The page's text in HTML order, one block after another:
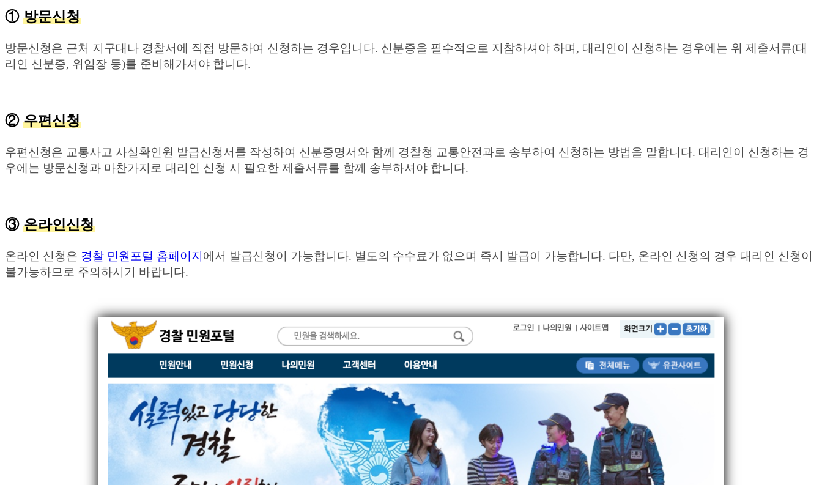
① 방문신청
방문신청은 근처 지구대나 경찰서에 직접 방문하여 신청하는 경우입니다. 신분증을 필수적으로 지참하셔야 하며, 대리인이 신청하는 경우에는 위 제출서류(대
리인 신분증, 위임장 등)를 준비해가셔야 합니다.
② 우편신청
우편신청은 교통사고 사실확인원 발급신청서를 작성하여 신분증명서와 함께 경찰청 교통안전과로 송부하여 신청하는 방법을 말합니다. 대리인이 신청하는 경
우에는 방문신청과 마찬가지로 대리인 신청 시 필요한 제출서류를 함께 송부하셔야 합니다.
③ 온라인신청
온라인 신청은 경찰 민원포털 홈페이지 에서 발급신청이 가능합니다. 별도의 수수료가 없으며 즉시 발급이 가능합니다. 다만, 온라인 신청의 경우 대리인 신청이
불가능하므로 주의하시기 바랍니다.